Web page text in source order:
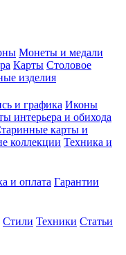
Монеты и медали
Карты Столовое
изделия
и графика Иконы
интерьера и обихода
карты и
коллекции Техника и
и оплата Гарантии
Стили Техники Статьи